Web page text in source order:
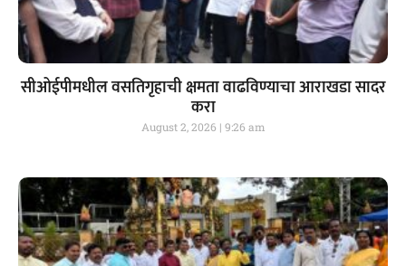
सीओईपीमधील वसतिगृहाची क्षमता वाढविण्याचा आराखडा सादर
करा
August 2, 2026 9:26 am